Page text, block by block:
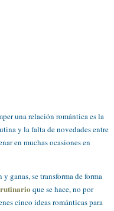
una relación romántica es la
y la falta de novedades entre
en muchas ocasiones en
ganas, se transforma de forma
que se hace, no por
cinco ideas románticas para